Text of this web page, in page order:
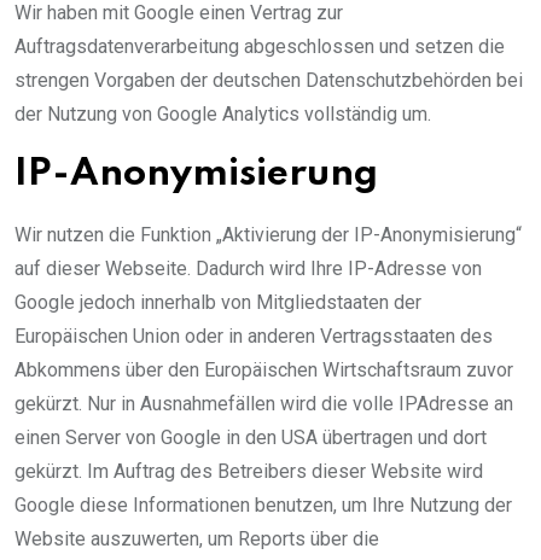
Wir haben mit Google einen Vertrag zur
Auftragsdatenverarbeitung abgeschlossen und setzen die
strengen Vorgaben der deutschen Datenschutzbehörden bei
der Nutzung von Google Analytics vollständig um.
IP-Anonymisierung
Wir nutzen die Funktion „Aktivierung der IP-Anonymisierung“
auf dieser Webseite. Dadurch wird Ihre IP-Adresse von
Google jedoch innerhalb von Mitgliedstaaten der
Europäischen Union oder in anderen Vertragsstaaten des
Abkommens über den Europäischen Wirtschaftsraum zuvor
gekürzt. Nur in Ausnahmefällen wird die volle IPAdresse an
einen Server von Google in den USA übertragen und dort
gekürzt. Im Auftrag des Betreibers dieser Website wird
Google diese Informationen benutzen, um Ihre Nutzung der
Website auszuwerten, um Reports über die